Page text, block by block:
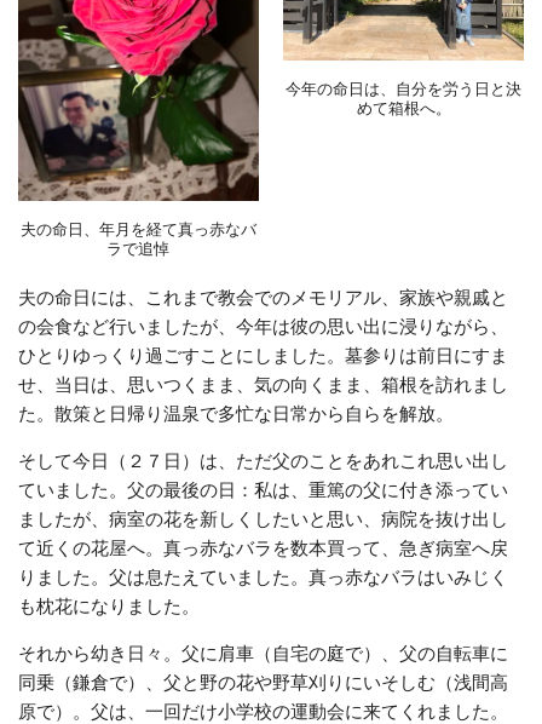
夫の命日、年月を経て真っ赤なバ
ラで追悼
今年の命日は、自分を労う日と決
めて箱根へ。
夫の命日には、これまで教会でのメモリアル、家族や親戚と
の会食など行いましたが、今年は彼の思い出に浸りながら、
ひとりゆっくり過ごすことにしました。墓参りは前日にすま
せ、当日は、思いつくまま、気の向くまま、箱根を訪れまし
た。散策と日帰り温泉で多忙な日常から自らを解放。
そして今日（２７日）は、ただ父のことをあれこれ思い出し
ていました。父の最後の日：私は、重篤の父に付き添ってい
ましたが、病室の花を新しくしたいと思い、病院を抜け出し
て近くの花屋へ。真っ赤なバラを数本買って、急ぎ病室へ戻
りました。父は息たえていました。真っ赤なバラはいみじく
も枕花になりました。
それから幼き日々。父に肩車（自宅の庭で）、父の自転車に
同乗（鎌倉で）、父と野の花や野草刈りにいそしむ（浅間高
原で）。父は、一回だけ小学校の運動会に来てくれました。